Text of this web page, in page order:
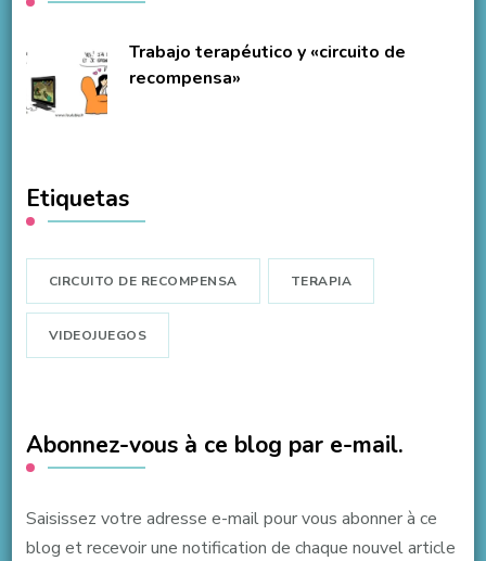
Trabajo terapéutico y «circuito de
recompensa»
Etiquetas
CIRCUITO DE RECOMPENSA TERAPIA
VIDEOJUEGOS
Abonnez-vous à ce blog par e-mail.
Saisissez votre adresse e-mail pour vous abonner à ce
blog et recevoir une notification de chaque nouvel article